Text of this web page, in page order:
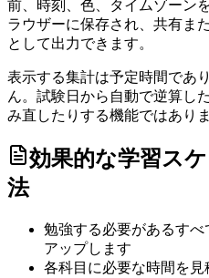
前、時刻、色、タイムゾーン
ラウザーに保存され、共有ま
として出力できます。
表示する集計は予定時間であ
ん。試験日から自動で逆算し
み直したりする機能ではありま
効果的な学習ス
法
勉強する必要があるすべ
アップします
各科目に必要な時間を見